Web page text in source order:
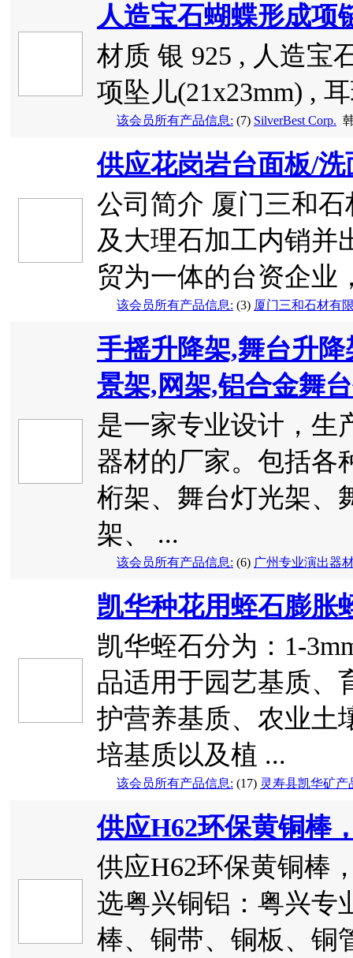
人造宝石蝴蝶形成项
材质 银 925 , 人造宝
项坠儿(21x23mm) ,
该会员所有产品信息: (7) SilverBest Corp.
供应花岗岩台面板/
公司简介 厦门三和
及大理石加工内销并
贸为一体的台资企业
该会员所有产品信息: (3) 厦门三和石材有
手摇升降架,舞台升
景架,网架,铝合金舞
是一家专业设计，生
器材的厂家。包括各
桁架、舞台灯光架、
架、 ...
该会员所有产品信息: (6) 广州专业演出器
凯华种花用蛭石膨胀
凯华蛭石分为：1-
品适用于园艺基质、
护营养基质、农业土
培基质以及植 ...
该会员所有产品信息: (17) 灵寿县凯华矿产
供应H62环保黄铜棒
供应H62环保黄铜棒
选粤兴铜铝：粤兴专
棒、铜带、铜板、铜